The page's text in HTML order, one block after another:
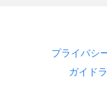
プライバシ
ガイド